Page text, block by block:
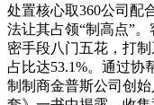
处置核心取360公司配
法让其占领“制高点”
密手段八门五花，打
占比达53.1%。通过协
制制商金普斯公司创